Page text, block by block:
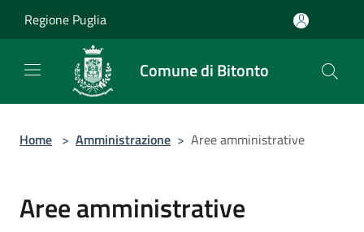
Regione Puglia
Comune di Bitonto
Home > Amministrazione > Aree amministrative
Aree amministrative